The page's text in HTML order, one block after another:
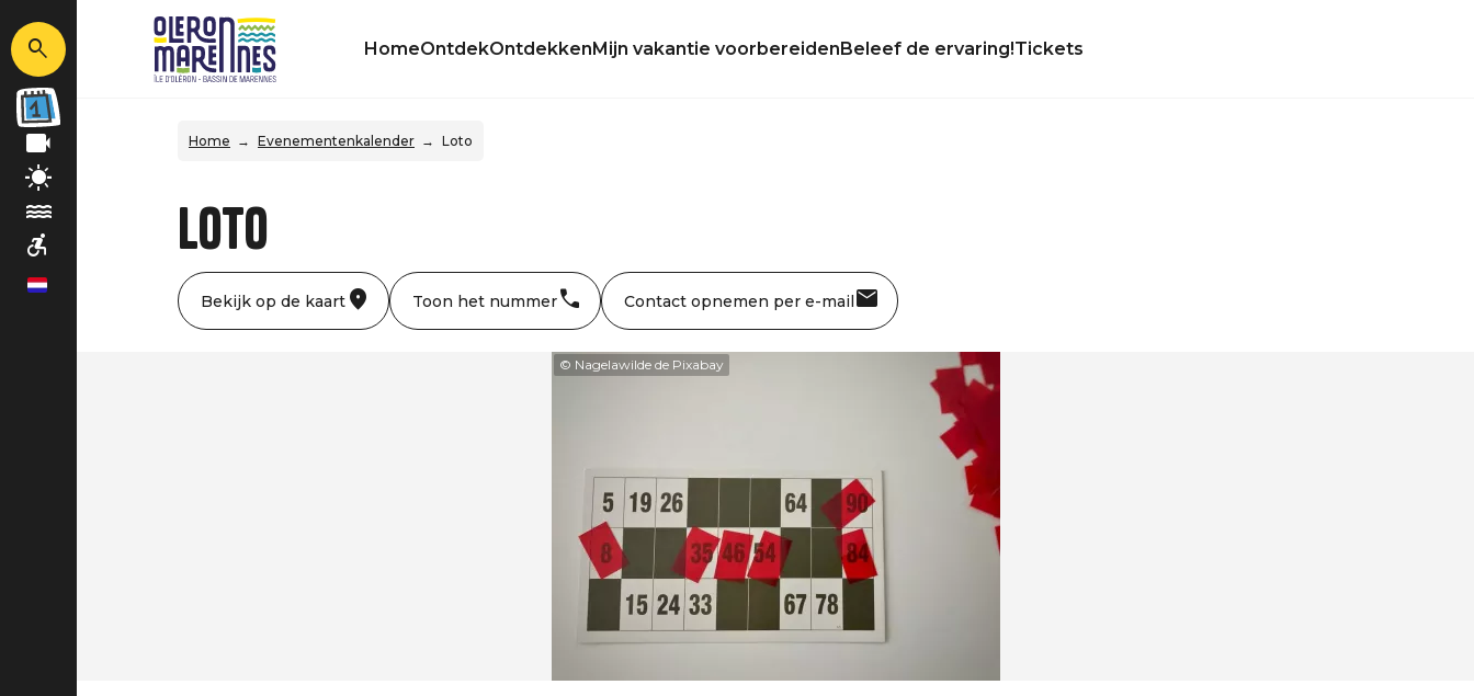
nl
HomeOntdekOntdekkenMijn vakantie voorbereidenBeleef de ervaring!Tickets
Home Evenementenkalender Loto
Loto
Bekijk op de kaart Toon het nummer Contact opnemen per e-mail
© Nagelawilde de Pixabay